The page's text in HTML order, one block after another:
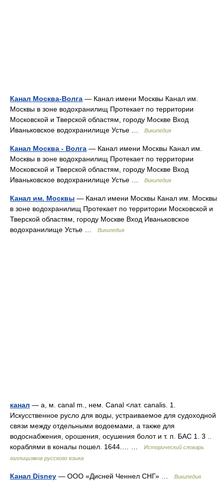
Канал Москва-Волга — Канал имени Москвы Канал им.
Москвы в зоне водохранилищ Протекает по территории
Московской и Тверской областям, городу Москве Вход
Иваньковское водохранилище Устье …
Википедия
Канал Москва - Волга — Канал имени Москвы Канал им.
Москвы в зоне водохранилищ Протекает по территории
Московской и Тверской областям, городу Москве Вход
Иваньковское водохранилище Устье …
Википедия
Канал им. Москвы — Канал имени Москвы Канал им. Москвы
в зоне водохранилищ Протекает по территории Московской и
Тверской областям, городу Москве Вход Иваньковское
водохранилище Устье …
Википедия
канал — а, м. canal m., нем. Canal <лат. canalis. 1.
Искусственное русло для воды, устраиваемое для судоходной
связи между отдельными водоемами, а также для
водоснабжения, орошения, осушения болот и т. п. БАС 1. 3 ..
кораблями в коналы пошел. 1644.… …
Исторический словарь
галлицизмов русского языка
Канал Disney — ООО «Дисней Ченнел СНГ» … Википедия